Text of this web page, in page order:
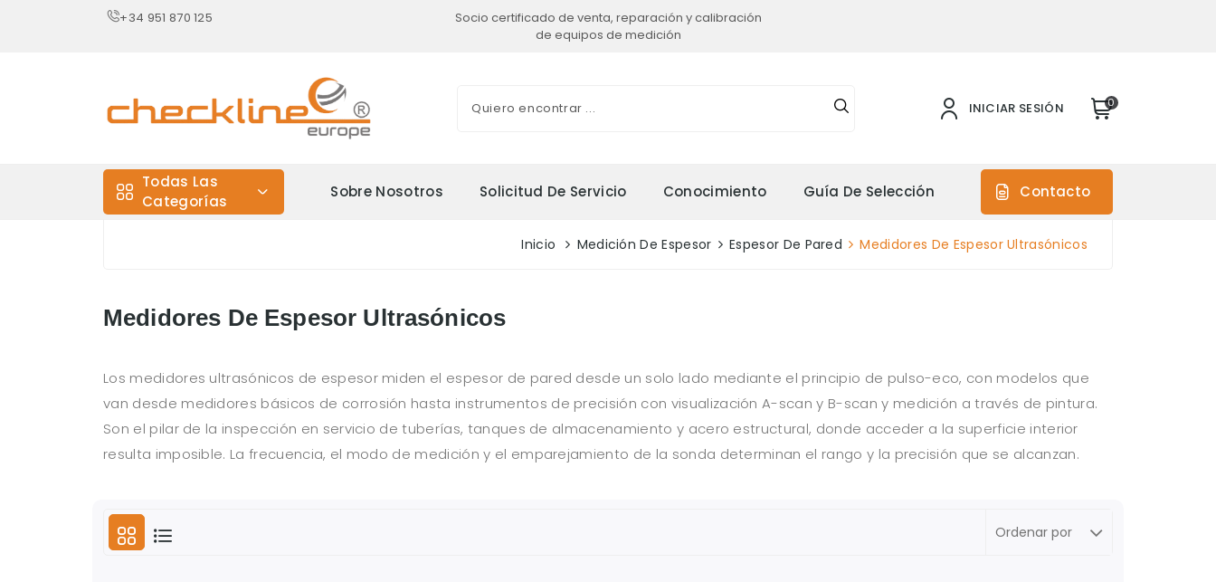
+34 951 870 125
Socio certificado de venta, reparación y calibración
de equipos de medición
INICIAR SESIÓN 0
Todas Las
Categorías
Sobre Nosotros Solicitud De Servicio Conocimiento Guía De Selección Contacto
Inicio Medición De Espesor Espesor De Pared Medidores De Espesor Ultrasónicos
Medidores De Espesor Ultrasónicos
Los medidores ultrasónicos de espesor miden el espesor de pared desde un solo lado mediante el principio de pulso-eco, con modelos que
van desde medidores básicos de corrosión hasta instrumentos de precisión con visualización A-scan y B-scan y medición a través de pintura.
Son el pilar de la inspección en servicio de tuberías, tanques de almacenamiento y acero estructural, donde acceder a la superficie interior
resulta imposible. La frecuencia, el modo de medición y el emparejamiento de la sonda determinan el rango y la precisión que se alcanzan.